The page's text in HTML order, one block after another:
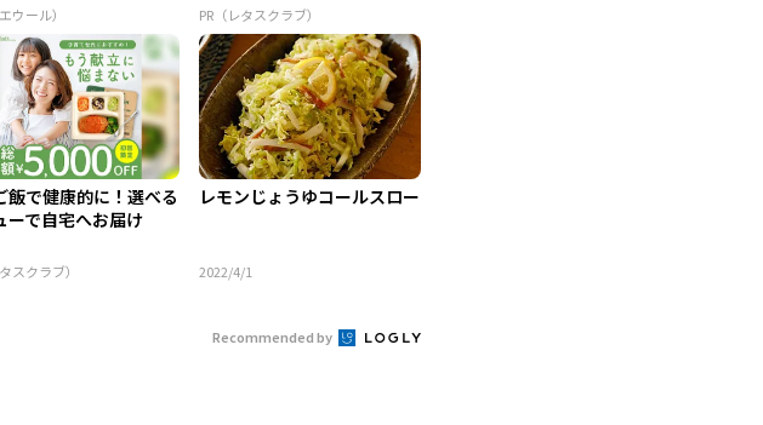
ウール） PR（レタスクラブ）
飯で健康的に！選べる
ーで自宅へお届け
スクラブ）
レモンじょうゆコールスロー
2022/4/1
Recommended by